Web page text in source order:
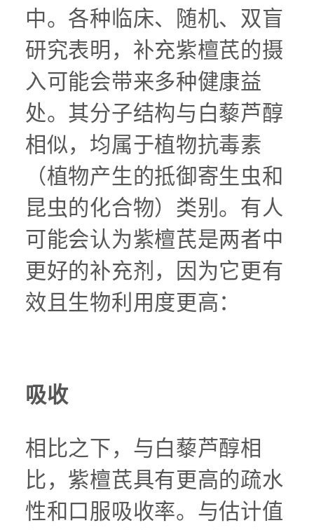
中。各种临床、随机、双盲
研究表明，补充紫檀芪的摄
入可能会带来多种健康益
处。其分子结构与白藜芦醇
相似，均属于植物抗毒素
（植物产生的抵御寄生虫和
昆虫的化合物）类别。有人
可能会认为紫檀芪是两者中
更好的补充剂，因为它更有
效且生物利用度更高：
吸收
相比之下，与白藜芦醇相
比，紫檀芪具有更高的疏水
性和口服吸收率。与估计值